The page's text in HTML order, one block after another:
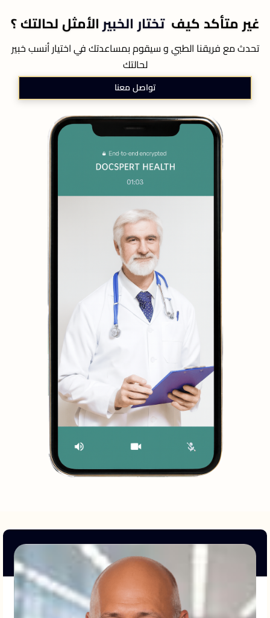
غير متأكد كيف تختار الخبير الأمثل لحالتك ؟
تحدث مع فريقنا الطبي و سيقوم بمساعدتك في اختيار أنسب خبير
لحالتك
تواصل معنا